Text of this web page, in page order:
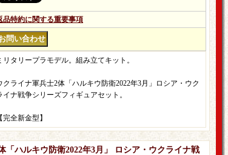
品特約に関する重要事項
リタリープラモデル。組み立てキット。
クライナ軍兵士2体「ハルキウ防衛2022年3月」ロシア・ウク
イナ戦争シリーズフィギュアセット。
【完全新金型】
「ハルキウ防衛2022年3月」 ロシア・ウクライナ戦